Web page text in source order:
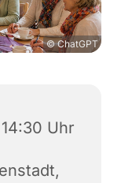
© ChatGPT
Uhr